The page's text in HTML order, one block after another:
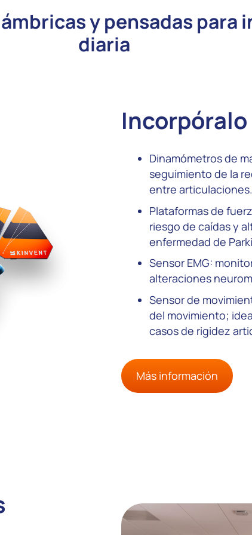
y pensadas para
diaria
Dinamómetros de
seguimiento de la
entre articulaciones.
Plataformas de
riesgo de caídas y
enfermedad de
Sensor EMG:
alteraciones
Sensor de
del movimiento;
casos de rigidez
Más información